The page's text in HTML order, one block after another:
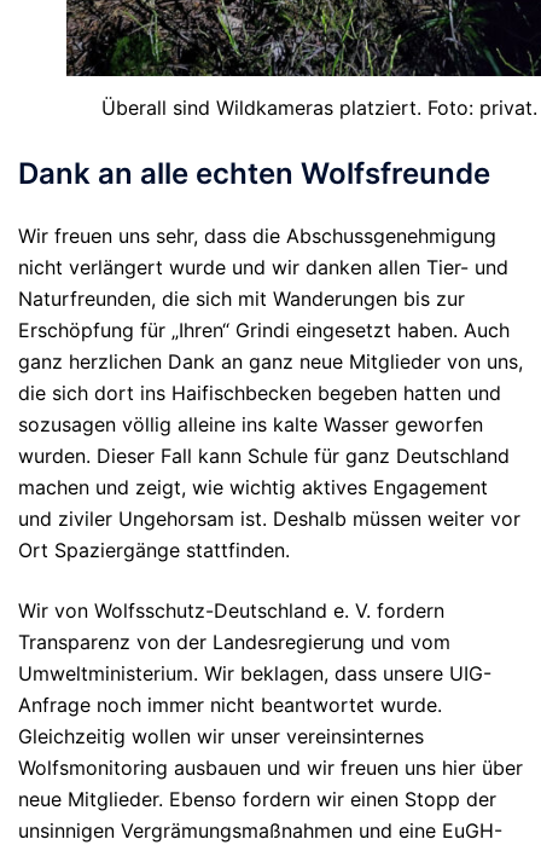
Überall sind Wildkameras platziert. Foto: privat.
Dank an alle echten Wolfsfreunde
Wir freuen uns sehr, dass die Abschussgenehmigung
nicht verlängert wurde und wir danken allen Tier- und
Naturfreunden, die sich mit Wanderungen bis zur
Erschöpfung für „Ihren“ Grindi eingesetzt haben. Auch
ganz herzlichen Dank an ganz neue Mitglieder von uns,
die sich dort ins Haifischbecken begeben hatten und
sozusagen völlig alleine ins kalte Wasser geworfen
wurden. Dieser Fall kann Schule für ganz Deutschland
machen und zeigt, wie wichtig aktives Engagement
und ziviler Ungehorsam ist. Deshalb müssen weiter vor
Ort Spaziergänge stattfinden.
Wir von Wolfsschutz-Deutschland e. V. fordern
Transparenz von der Landesregierung und vom
Umweltministerium. Wir beklagen, dass unsere UIG-
Anfrage noch immer nicht beantwortet wurde.
Gleichzeitig wollen wir unser vereinsinternes
Wolfsmonitoring ausbauen und wir freuen uns hier über
neue Mitglieder. Ebenso fordern wir einen Stopp der
unsinnigen Vergrämungsmaßnahmen und eine EuGH-